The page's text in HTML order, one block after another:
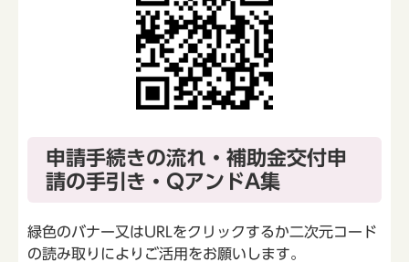
申請手続きの流れ・補助金交付申
請の手引き・QアンドA集
緑色のバナー又はURLをクリックするか二次元コード
の読み取りによりご活用をお願いします。